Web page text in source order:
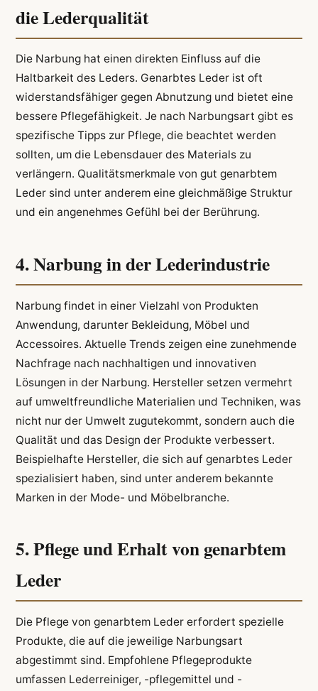
die Lederqualität
Die Narbung hat einen direkten Einfluss auf die
Haltbarkeit des Leders. Genarbtes Leder ist oft
widerstandsfähiger gegen Abnutzung und bietet eine
bessere Pflegefähigkeit. Je nach Narbungsart gibt es
spezifische Tipps zur Pflege, die beachtet werden
sollten, um die Lebensdauer des Materials zu
verlängern. Qualitätsmerkmale von gut genarbtem
Leder sind unter anderem eine gleichmäßige Struktur
und ein angenehmes Gefühl bei der Berührung.
4. Narbung in der Lederindustrie
Narbung findet in einer Vielzahl von Produkten
Anwendung, darunter Bekleidung, Möbel und
Accessoires. Aktuelle Trends zeigen eine zunehmende
Nachfrage nach nachhaltigen und innovativen
Lösungen in der Narbung. Hersteller setzen vermehrt
auf umweltfreundliche Materialien und Techniken, was
nicht nur der Umwelt zugutekommt, sondern auch die
Qualität und das Design der Produkte verbessert.
Beispielhafte Hersteller, die sich auf genarbtes Leder
spezialisiert haben, sind unter anderem bekannte
Marken in der Mode- und Möbelbranche.
5. Pflege und Erhalt von genarbtem
Leder
Die Pflege von genarbtem Leder erfordert spezielle
Produkte, die auf die jeweilige Narbungsart
abgestimmt sind. Empfohlene Pflegeprodukte
umfassen Lederreiniger, -pflegemittel und -